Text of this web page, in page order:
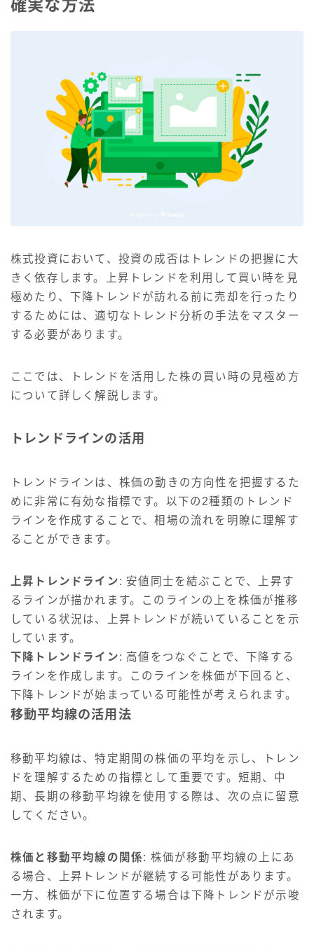
確実な方法
株式投資において、投資の成否はトレンドの把握に大
きく依存します。上昇トレンドを利用して買い時を見
極めたり、下降トレンドが訪れる前に売却を行ったり
するためには、適切なトレンド分析の手法をマスター
する必要があります。
ここでは、トレンドを活用した株の買い時の見極め方
について詳しく解説します。
トレンドラインの活用
トレンドラインは、株価の動きの方向性を把握するた
めに非常に有効な指標です。以下の2種類のトレンド
ラインを作成することで、相場の流れを明瞭に理解す
ることができます。
上昇トレンドライン: 安値同士を結ぶことで、上昇す
るラインが描かれます。このラインの上を株価が推移
している状況は、上昇トレンドが続いていることを示
しています。
下降トレンドライン: 高値をつなぐことで、下降する
ラインを作成します。このラインを株価が下回ると、
下降トレンドが始まっている可能性が考えられます。
移動平均線の活用法
移動平均線は、特定期間の株価の平均を示し、トレン
ドを理解するための指標として重要です。短期、中
期、長期の移動平均線を使用する際は、次の点に留意
してください。
株価と移動平均線の関係: 株価が移動平均線の上にあ
る場合、上昇トレンドが継続する可能性があります。
一方、株価が下に位置する場合は下降トレンドが示唆
されます。